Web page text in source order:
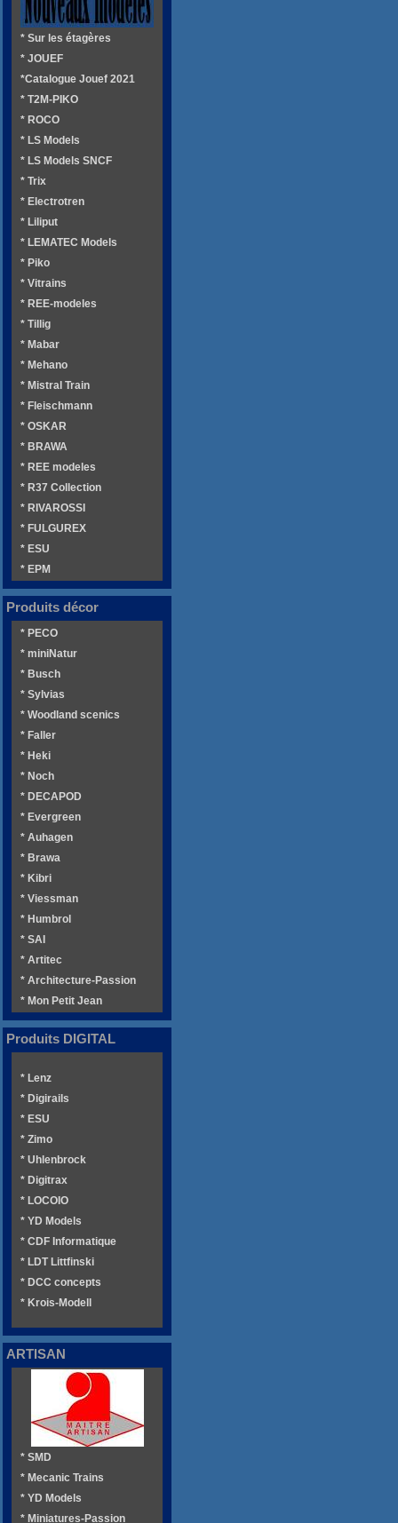
* Sur les étagères
* JOUEF
*Catalogue Jouef 2021
* T2M-PIKO
* ROCO
* LS Models
* LS Models SNCF
* Trix
* Electrotren
* Liliput
* LEMATEC Models
* Piko
* Vitrains
* REE-modeles
* Tillig
* Mabar
* Mehano
* Mistral Train
* Fleischmann
* OSKAR
* BRAWA
* REE modeles
* R37 Collection
* RIVAROSSI
* FULGUREX
* ESU
* EPM
Produits décor
* PECO
* miniNatur
* Busch
* Sylvias
* Woodland scenics
* Faller
* Heki
* Noch
* DECAPOD
* Evergreen
* Auhagen
* Brawa
* Kibri
* Viessman
* Humbrol
* SAI
* Artitec
* Architecture-Passion
* Mon Petit Jean
Produits DIGITAL
* Lenz
* Digirails
* ESU
* Zimo
* Uhlenbrock
* Digitrax
* LOCOIO
* YD Models
* CDF Informatique
* LDT Littfinski
* DCC concepts
* Krois-Modell
ARTISAN
* SMD
* Mecanic Trains
* YD Models
* Miniatures-Passion